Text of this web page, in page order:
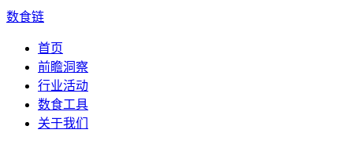
数食链
首页
前瞻洞察
行业活动
数食工具
关于我们